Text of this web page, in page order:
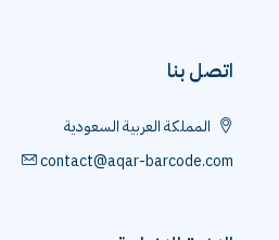
اتصل بنا
المملكة العربية السعودية
contact@aqar-barcode.com